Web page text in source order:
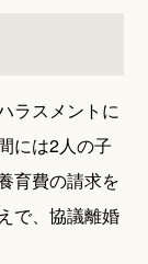
ラスメントに
には2人の子
育費の請求を
で、協議離婚